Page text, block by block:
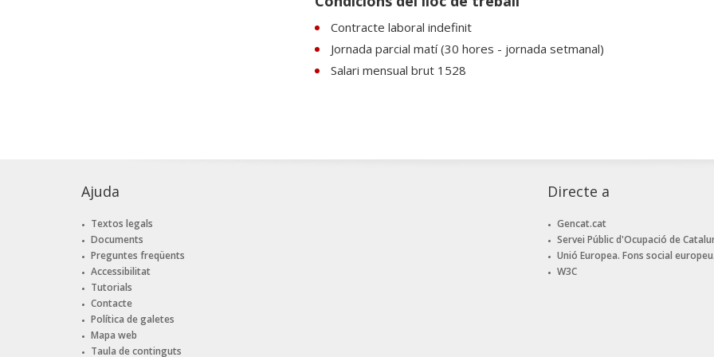
Contracte laboral indefinit
Jornada parcial matí (30 hores - jornada setmanal)
Salari mensual brut 1528
Ajuda
Textos legals
Documents
Preguntes freqüents
Accessibilitat
Tutorials
Contacte
Política de galetes
Mapa web
Taula de continguts
Directe a
Gencat.cat
Servei Públic d'Ocupació de
Unió Europea. Fons social europeu.
W3C